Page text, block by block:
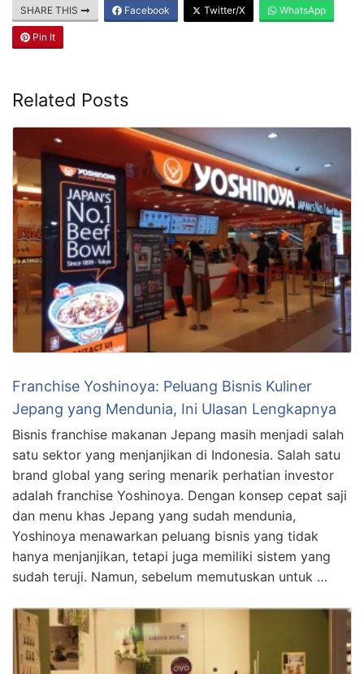
SHARE THIS Facebook Twitter/X WhatsApp
Pin It
Related Posts
Franchise Yoshinoya: Peluang Bisnis Kuliner
Jepang yang Mendunia, Ini Ulasan Lengkapnya
Bisnis franchise makanan Jepang masih menjadi salah
satu sektor yang menjanjikan di Indonesia. Salah satu
brand global yang sering menarik perhatian investor
adalah franchise Yoshinoya. Dengan konsep cepat saji
dan menu khas Jepang yang sudah mendunia,
Yoshinoya menawarkan peluang bisnis yang tidak
hanya menjanjikan, tetapi juga memiliki sistem yang
sudah teruji. Namun, sebelum memutuskan untuk …